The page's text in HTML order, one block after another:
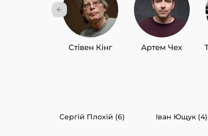
Стівен Кінг Артем Чех
Сергій Плохій (6) Іван Ющук (4)